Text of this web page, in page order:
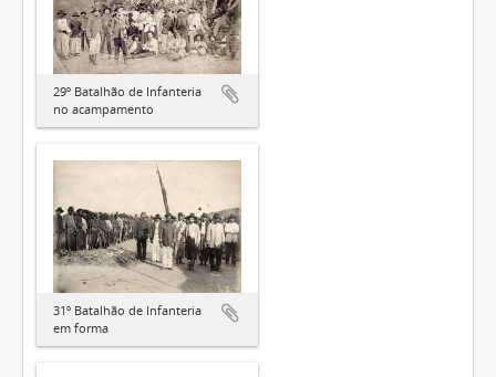
29º Batalhão de Infanteria
no acampamento
31º Batalhão de Infanteria
em forma